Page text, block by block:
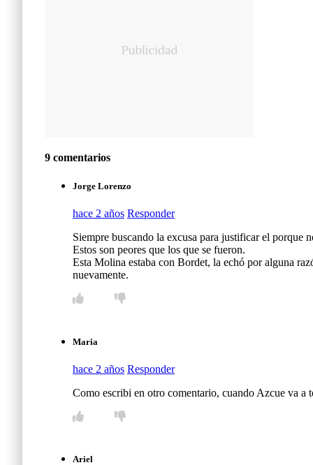
9 comentarios
Jorge Lorenzo
hace 2 años Responder
Siempre buscando la excusa para justificar el porque
Estos son peores que los que se fueron.
Esta Molina estaba con Bordet, la echó por alguna
nuevamente.
Maria
hace 2 años Responder
Como escribi en otro comentario, cuando Azcue va a
Ariel